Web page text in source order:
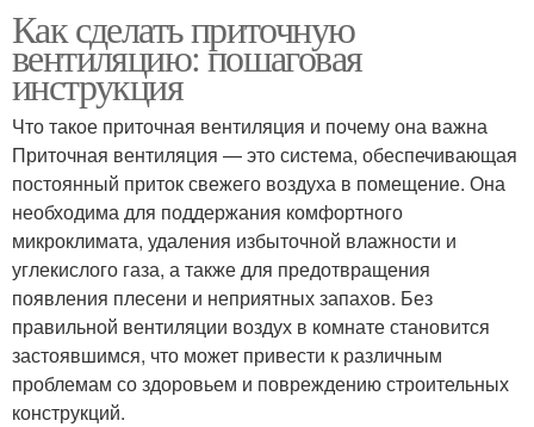
Как сделать приточную
вентиляцию: пошаговая
инструкция
Что такое приточная вентиляция и почему она важна
Приточная вентиляция — это система, обеспечивающая
постоянный приток свежего воздуха в помещение. Она
необходима для поддержания комфортного
микроклимата, удаления избыточной влажности и
углекислого газа, а также для предотвращения
появления плесени и неприятных запахов. Без
правильной вентиляции воздух в комнате становится
застоявшимся, что может привести к различным
проблемам со здоровьем и повреждению строительных
конструкций.